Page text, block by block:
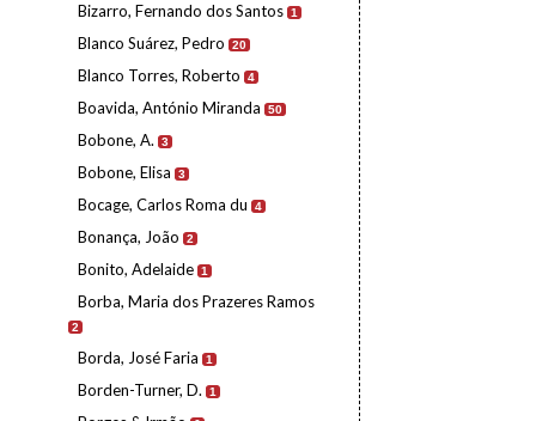
Bizarro, Fernando dos Santos 1
Blanco Suárez, Pedro 20
Blanco Torres, Roberto 4
Boavida, António Miranda 50
Bobone, A. 3
Bobone, Elisa 3
Bocage, Carlos Roma du 4
Bonança, João 2
Bonito, Adelaide 1
Borba, Maria dos Prazeres Ramos
2
Borda, José Faria 1
Borden-Turner, D. 1